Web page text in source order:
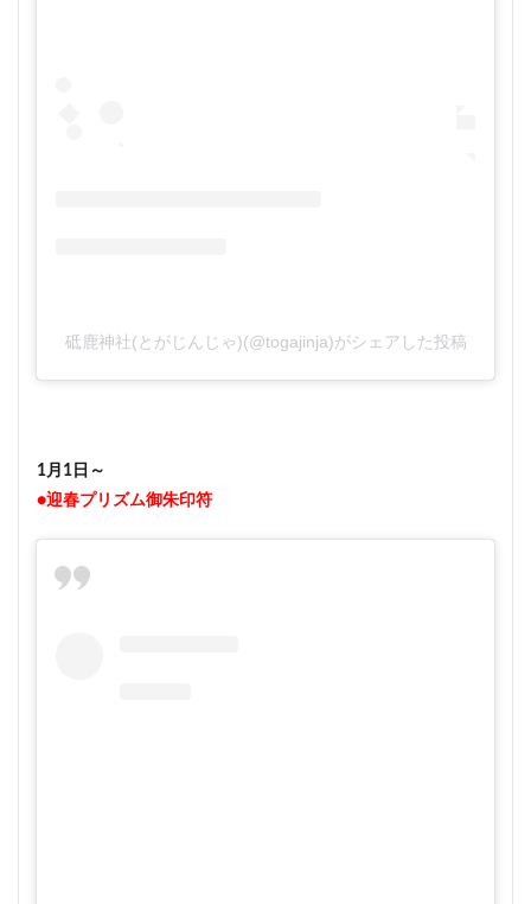
砥鹿神社(とがじんじゃ)(@togajinja)がシェアした投稿
1月1日～
●迎春プリズム御朱印符